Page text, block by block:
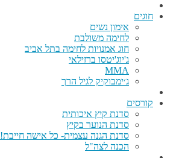
חוגים
אימון נשים
לחימה משולבת
חוג אמנויות לחימה בתל אביב
ג'יוג'יטסו ברזילאי
MMA
ג׳ימבוקיק לגיל הרך
קורסים
סדנת קיץ איכותית
סדנת הנוער בקיץ
סדנת הגנה עצמית- כל אישה חייבת!
הכנה לצה"ל